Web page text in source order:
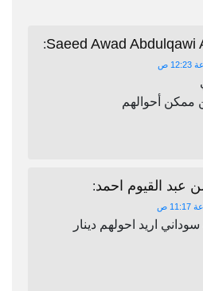
Saeed Awad Abdulqawi
:
ممكن أحوالهم
عبد القيوم احمد:
جنيه سوداني اريد احولهم دينار